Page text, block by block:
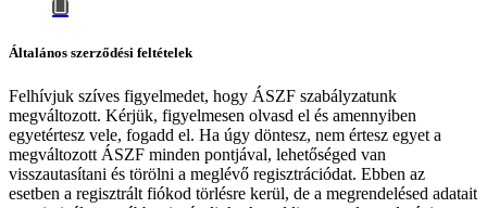
Általános szerződési feltételek
Felhívjuk szíves figyelmedet, hogy ÁSZF szabályzatunk
megváltozott. Kérjük, figyelmesen olvasd el és amennyiben
egyetértesz vele, fogadd el. Ha úgy döntesz, nem értesz egyet a
megváltozott ÁSZF minden pontjával, lehetőséged van
visszautasítani és törölni a meglévő regisztrációdat. Ebben az
esetben a regisztrált fiókod törlésre kerül, de a megrendelésed adatait